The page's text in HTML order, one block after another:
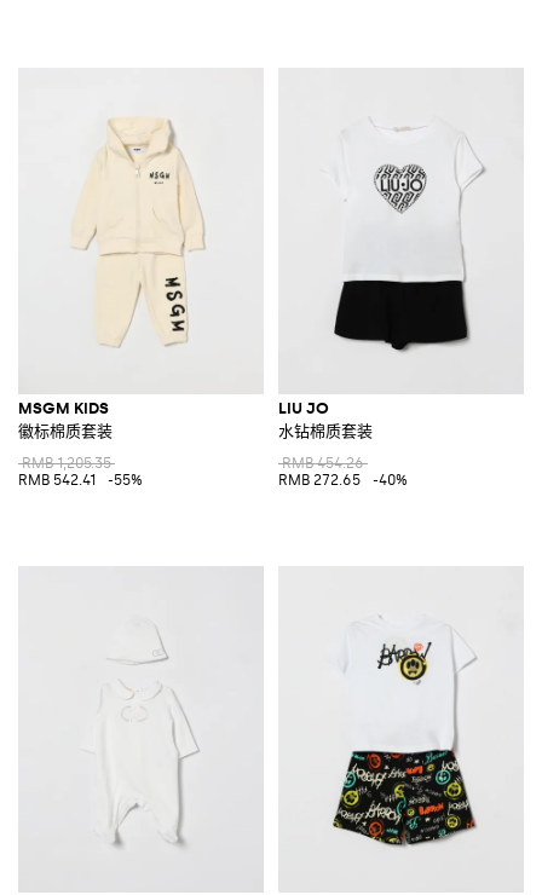
MSGM KIDS
徽标棉质套装
RMB 1,205.35
RMB 542.41
-55%
LIU JO
水钻棉质套装
RMB 454.26
RMB 272.65
-40%